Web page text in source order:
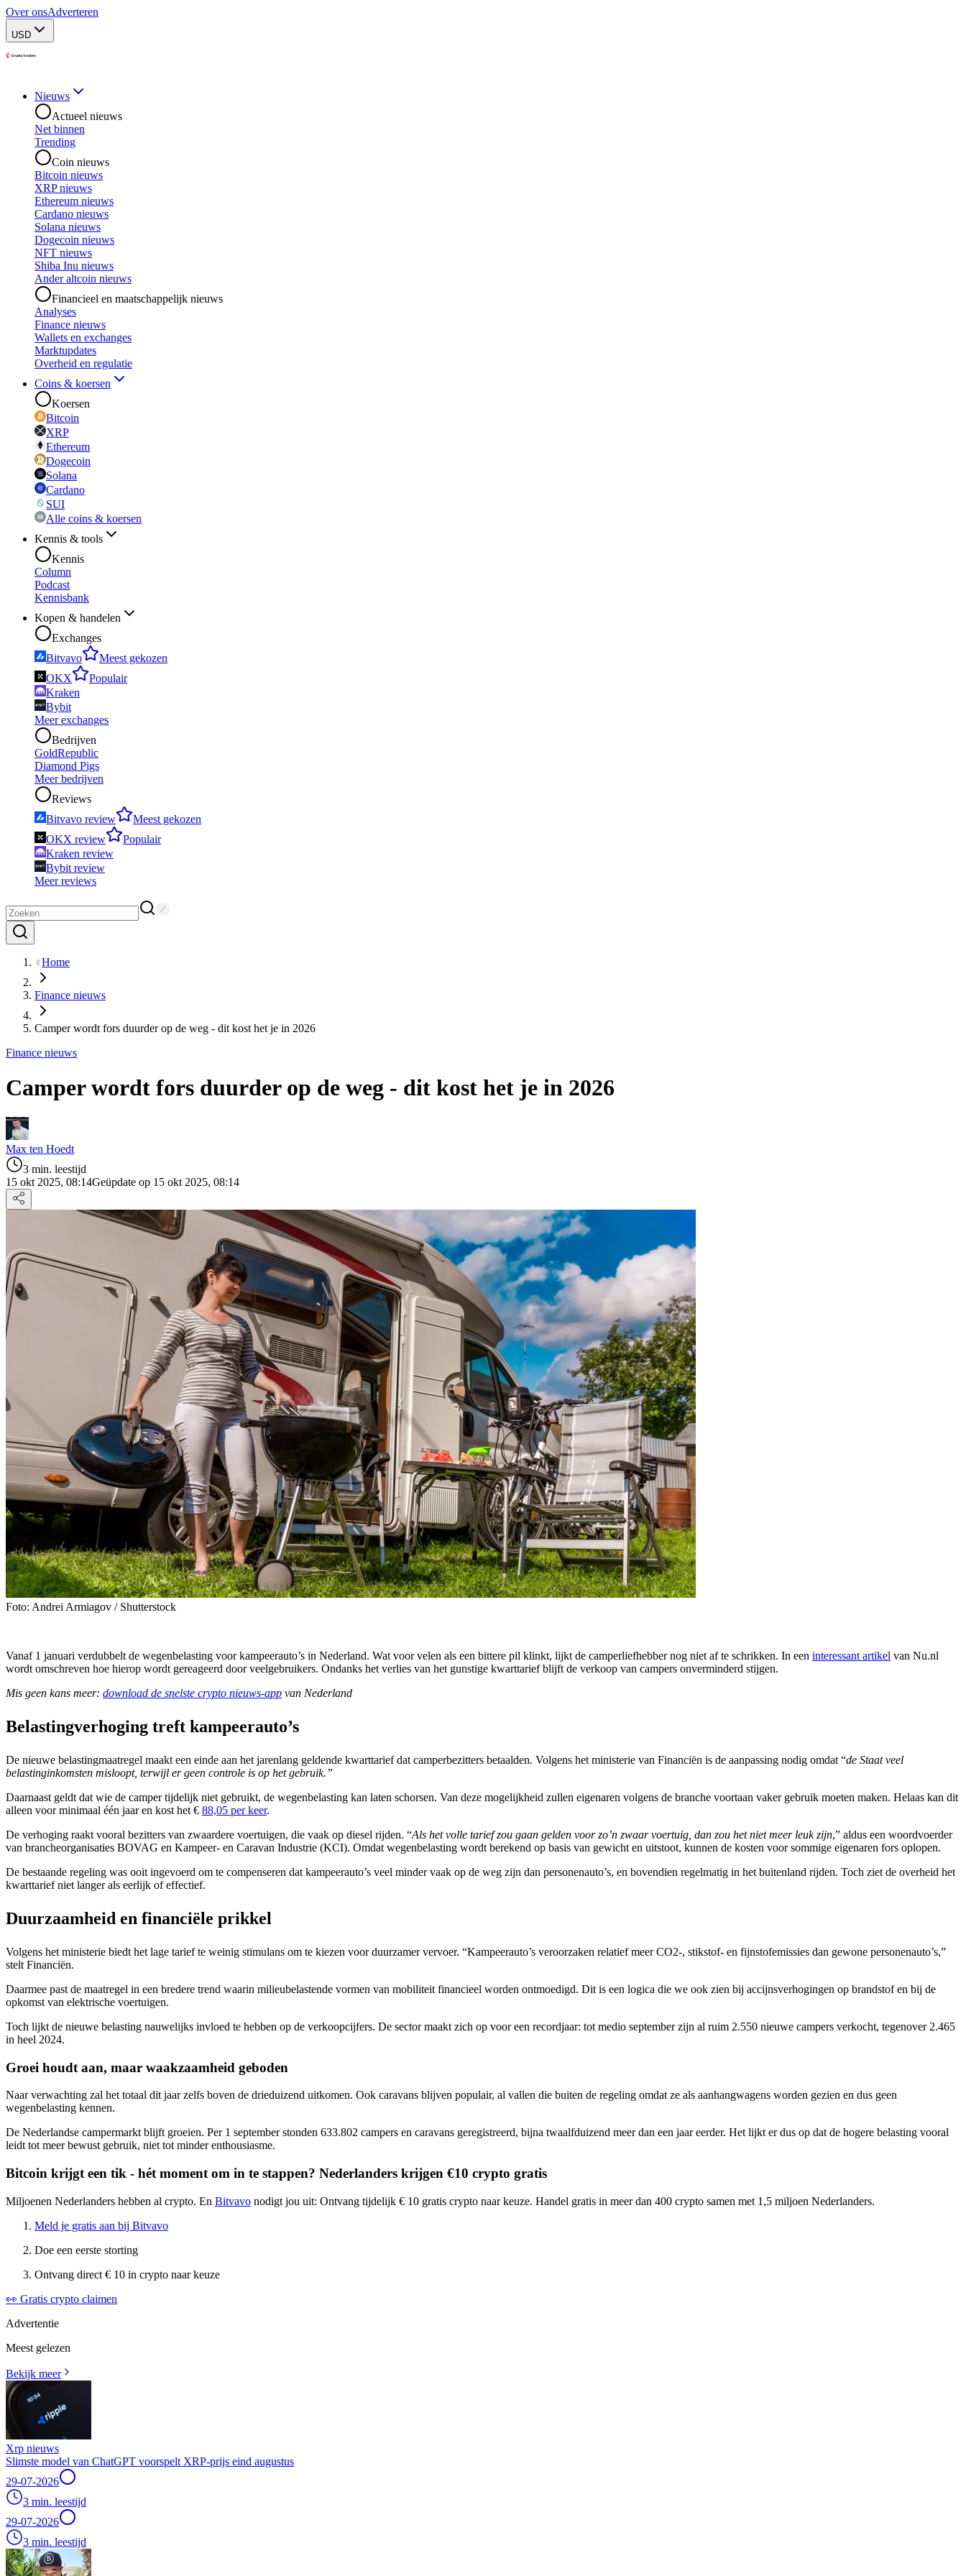
Over onsAdverteren
USD
Nieuws
Actueel nieuws
Net binnen
Trending
Coin nieuws
Bitcoin nieuws
XRP nieuws
Ethereum nieuws
Cardano nieuws
Solana nieuws
Dogecoin nieuws
NFT nieuws
Shiba Inu nieuws
Ander altcoin nieuws
Financieel en maatschappelijk nieuws
Analyses
Finance nieuws
Wallets en exchanges
Marktupdates
Overheid en regulatie
Coins & koersen
Koersen
Bitcoin
XRP
Ethereum
Dogecoin
Solana
Cardano
SUI
Alle coins & koersen
Kennis & tools
Kennis
Column
Podcast
Kennisbank
Kopen & handelen
Exchanges
Bitvavo
Meest gekozen
OKX
Populair
Kraken
Bybit
Meer exchanges
Bedrijven
GoldRepublic
Diamond Pigs
Meer bedrijven
Reviews
Bitvavo review
Meest gekozen
OKX review
Populair
Kraken review
Bybit review
Meer reviews
Home
Finance nieuws
Camper wordt fors duurder op de weg - dit kost het je in 2026
Finance nieuws
Camper wordt fors duurder op de weg - dit kost het je in 2026
Max ten Hoedt
3 min. leestijd
15 okt 2025, 08:14Geüpdate op 15 okt 2025, 08:14
Foto: Andrei Armiagov / Shutterstock
Vanaf 1 januari verdubbelt de wegenbelasting voor kampeerauto’s in Nederland. Wat voor velen als een bittere pil klinkt, lijkt de camperliefhebber nog niet af te schrikken. In een interessant artikel van Nu.nl
wordt omschreven hoe hierop wordt gereageerd door veelgebruikers. Ondanks het verlies van het gunstige kwarttarief blijft de verkoop van campers onverminderd stijgen.
Mis geen kans meer: download de snelste crypto nieuws-app van Nederland
Belastingverhoging treft kampeerauto’s
De nieuwe belastingmaatregel maakt een einde aan het jarenlang geldende kwarttarief dat camperbezitters betaalden. Volgens het ministerie van Financiën is de aanpassing nodig omdat “de Staat veel
belastinginkomsten misloopt, terwijl er geen controle is op het gebruik.”
Daarnaast geldt dat wie de camper tijdelijk niet gebruikt, de wegenbelasting kan laten schorsen. Van deze mogelijkheid zullen eigenaren volgens de branche voortaan vaker gebruik moeten maken. Helaas kan dit
alleen voor minimaal één jaar en kost het € 88,05 per keer.
De verhoging raakt vooral bezitters van zwaardere voertuigen, die vaak op diesel rijden. “Als het volle tarief zou gaan gelden voor zo’n zwaar voertuig, dan zou het niet meer leuk zijn,” aldus een woordvoerder
van brancheorganisaties BOVAG en Kampeer- en Caravan Industrie (KCI). Omdat wegenbelasting wordt berekend op basis van gewicht en uitstoot, kunnen de kosten voor sommige eigenaren fors oplopen.
De bestaande regeling was ooit ingevoerd om te compenseren dat kampeerauto’s veel minder vaak op de weg zijn dan personenauto’s, en bovendien regelmatig in het buitenland rijden. Toch ziet de overheid het
kwarttarief niet langer als eerlijk of effectief.
Duurzaamheid en financiële prikkel
Volgens het ministerie biedt het lage tarief te weinig stimulans om te kiezen voor duurzamer vervoer. “Kampeerauto’s veroorzaken relatief meer CO2-, stikstof- en fijnstofemissies dan gewone personenauto’s,”
stelt Financiën.
Daarmee past de maatregel in een bredere trend waarin milieubelastende vormen van mobiliteit financieel worden ontmoedigd. Dit is een logica die we ook zien bij accijnsverhogingen op brandstof en bij de
opkomst van elektrische voertuigen.
Toch lijkt de nieuwe belasting nauwelijks invloed te hebben op de verkoopcijfers. De sector maakt zich op voor een recordjaar: tot medio september zijn al ruim 2.550 nieuwe campers verkocht, tegenover 2.465
in heel 2024.
Groei houdt aan, maar waakzaamheid geboden
Naar verwachting zal het totaal dit jaar zelfs boven de drieduizend uitkomen. Ook caravans blijven populair, al vallen die buiten de regeling omdat ze als aanhangwagens worden gezien en dus geen
wegenbelasting kennen.
De Nederlandse campermarkt blijft groeien. Per 1 september stonden 633.802 campers en caravans geregistreerd, bijna twaalfduizend meer dan een jaar eerder. Het lijkt er dus op dat de hogere belasting vooral
leidt tot meer bewust gebruik, niet tot minder enthousiasme.
Bitcoin krijgt een tik - hét moment om in te stappen? Nederlanders krijgen €10 crypto gratis
Miljoenen Nederlanders hebben al crypto. En Bitvavo nodigt jou uit: Ontvang tijdelijk € 10 gratis crypto naar keuze. Handel gratis in meer dan 400 crypto samen met 1,5 miljoen Nederlanders.
Meld je gratis aan bij Bitvavo
Doe een eerste storting
Ontvang direct € 10 in crypto naar keuze
👀 Gratis crypto claimen
Advertentie
Meest gelezen
Bekijk meer
Xrp nieuws
Slimste model van ChatGPT voorspelt XRP-prijs eind augustus
29-07-2026
3 min. leestijd
29-07-2026
3 min. leestijd